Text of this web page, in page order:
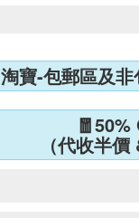
淘寶-包郵區及
🧧50%
（代收半價